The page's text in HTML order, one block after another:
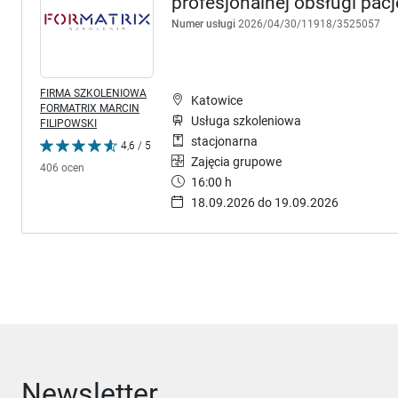
Numer usługi 2026/04/30/11918/3525057
FIRMA SZKOLENIOWA
FORMATRIX MARCIN
FILIPOWSKI
4,6 / 5
406 ocen
Katowice
Usługa szkoleniowa
stacjonarna
Zajęcia grupowe
16:00 h
18.09.2026 do 19.09.2026